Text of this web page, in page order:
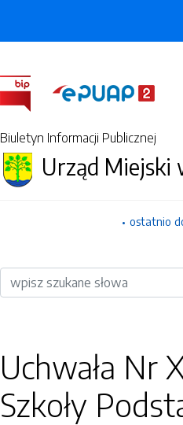
Biuletyn Informacji Publicznej
Urząd Miejski
ostatnio
Wyszukiwarka
Uchwała Nr
Szkoły